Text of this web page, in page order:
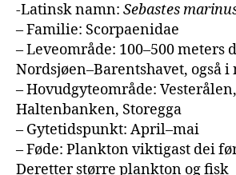
-Latinsk namn: Sebastes
– Familie: Scorpaenidae
– Leveområde: 100–500 meters
Nordsjøen–Barentshavet, også
– Hovudgyteområde: Vesterålen,
Haltenbanken, Storegga
– Gytetidspunkt: April–mai
– Føde: Plankton viktigast dei
Deretter større plankton og fisk